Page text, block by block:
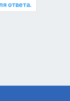
ответа.
почта